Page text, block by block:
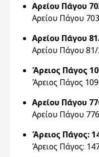
Αρείου Πάγου
Αρείου Πάγου
Αρείου Πάγου
Αρείου Πάγου
Άρειος Πάγος
Άρειος Πάγος
Αρείου Πάγου
Αρείου Πάγου
Άρειος Πάγος:
Άρειος Πάγος: